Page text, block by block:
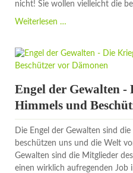
nicht! Sie wollen vielleicht die
Weiterlesen …Banshee
der
Engel der Gewalten -
Himmels und
Die Engel der Gewalten sind
beschützen uns und die Welt
Gewalten sind die Mitglieder
einen wirklich aufregenden Job